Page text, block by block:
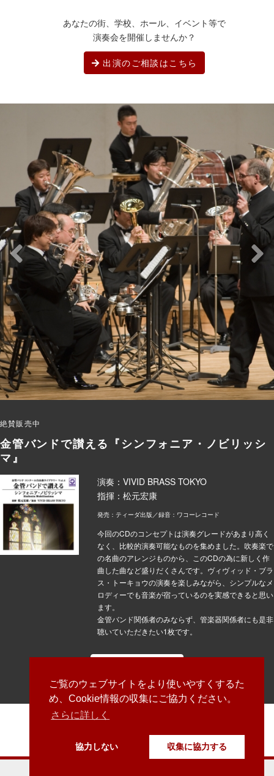
ご覧のウェブサイトをより使いやすくするた
め、Cookie情報の収集にご協力ください。
さらに詳しく
協力しない 収集に協力する
あなたの街、学校、ホール、イベント等で
演奏会を開催しませんか？
出演のご相談はこちら
絶賛販売中
金管バンドで讃える『シンフォニア・ノビリッシ
マ』
演奏：VIVID BRASS TOKYO
指揮：松元宏康
発売：ティーダ出版／録音：ワコーレコード
今回のCDのコンセプトは演奏グレードがあまり高く
なく、比較的演奏可能なものを集めました。吹奏楽で
の名曲のアレンジものから、このCDの為に新しく作
曲した曲など盛りだくさんです。ヴィヴィッド・ブラ
ス・トーキョウの演奏を楽しみながら、シンプルなメ
ロディーでも音楽が宿っているのを実感できると思い
ます。
金管バンド関係者のみならず、管楽器関係者にも是非
聴いていただきたい1枚です。